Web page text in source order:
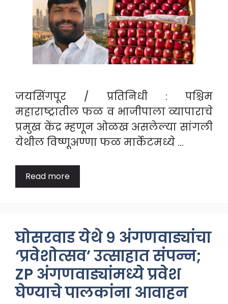
जयसिंगपूर / प्रतिनिधी : पश्चिम
महाराष्ट्रातील फळ व भाजीपाला व्यापाराचे
प्रमुख केंद्र म्हणून ओळख असलेल्या सांगली
येथील विष्णूअण्णा फळ मार्केटमध्ये …
Read more
घोसरवाड येथे ९ अंगणवाड्यांचा
‘प्रवेशोत्सव’ उत्साहात संपन्न;
ZP अंगणवाड्यांमध्ये प्रवेश
घेण्याचे पालकांना आवाहन